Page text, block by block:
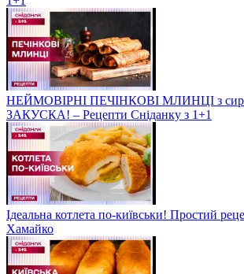
НЕЙМОВІРНІ ПЕЧІНКОВІ МЛИНЦІ з
ЗАКУСКА! – Рецепти Сніданку з 1+1
Ідеальна котлета по-київськи! Простий
Хамайко